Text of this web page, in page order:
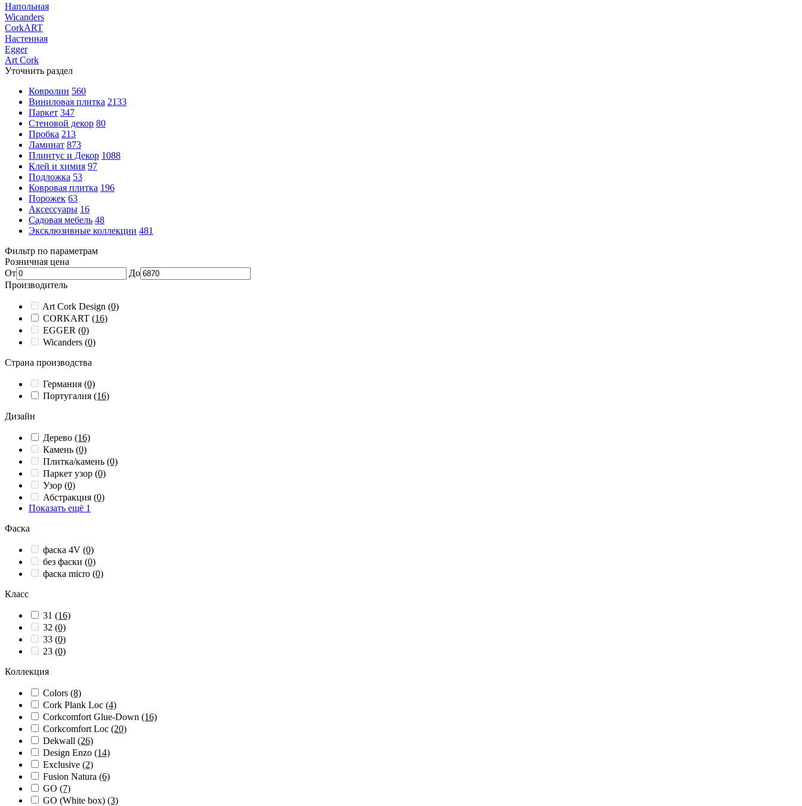
Напольная
Wicanders
CorkART
Настенная
Egger
Art Cork
Уточнить раздел
Ковролин 560
Виниловая плитка 2133
Паркет 347
Стеновой декор 80
Пробка 213
Ламинат 873
Плинтус и Декор 1088
Клей и химия 97
Подложка 53
Ковровая плитка 196
Порожек 63
Аксессуары 16
Садовая мебель 48
Эксклюзивные коллекции 481
Фильтр по параметрам
Розничная цена
От
До
Производитель
Art Cork Design (0)
CORKART (16)
EGGER (0)
Wicanders (0)
Страна производства
Германия (0)
Португалия (16)
Дизайн
Дерево (16)
Камень (0)
Плитка/камень (0)
Паркет узор (0)
Узор (0)
Абстракция (0)
Показать ещё 1
Фаска
фаска 4V (0)
без фаски (0)
фаска micro (0)
Класс
31 (16)
32 (0)
33 (0)
23 (0)
Коллекция
Colors (8)
Cork Plank Loc (4)
Corkcomfort Glue-Down (16)
Corkcomfort Loc (20)
Dekwall (26)
Design Enzo (14)
Exclusive (2)
Fusion Natura (6)
GO (7)
GO (White box) (3)